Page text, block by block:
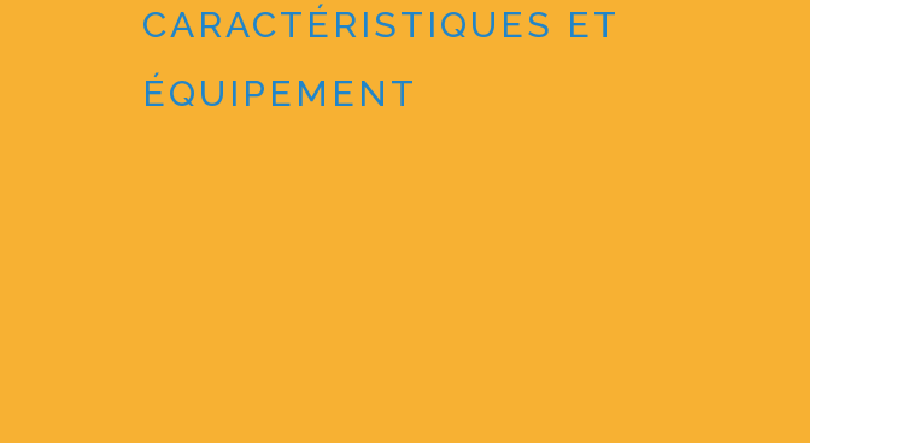
CARACTÉRISTIQUES ET
ÉQUIPEMENT